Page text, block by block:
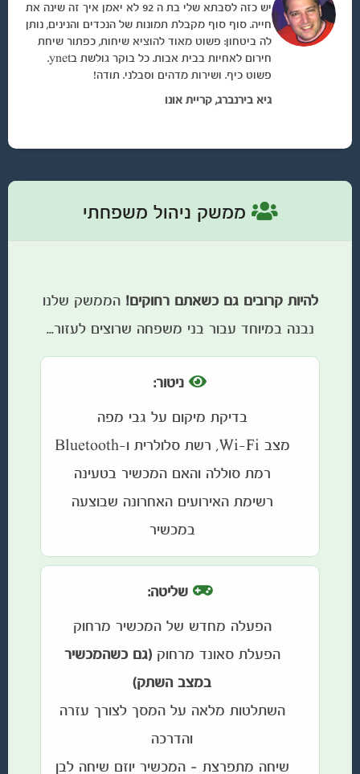
יש כזה לסבתא שלי בת ה 92 לא יאמן איך זה שינה את
חייה. סוף סוף מקבלת תמונות של הנכדים והנינים, נותן
לה ביטחון: פשוט מאוד להוציא שיחות, כפתור שיחת
חירום לאחיות בבית אבות. כל בוקר גולשת בynet.
פשוט כיף. ושירות מדהים וסבלני. תודה!
גיא בירנברג, קריית אונו
ממשק ניהול משפחתי
להיות קרובים גם כשאתם רחוקים! הממשק שלנו
נבנה במיוחד עבור בני משפחה שרוצים לעזור...
ניטור:
בדיקת מיקום על גבי מפה
מצב Wi-Fi, רשת סלולרית ו-Bluetooth
רמת סוללה והאם המכשיר בטעינה
רשימת האירועים האחרונה שבוצעה
במכשיר
שליטה:
הפעלה מחדש של המכשיר מרחוק
הפעלת סאונד מרחוק(גם כשהמכשיר
במצב השתק)
השתלטות מלאה על המסך לצורך עזרה
והדרכה
שיחה מתפרצת – המכשיר יוזם שיחה לבן